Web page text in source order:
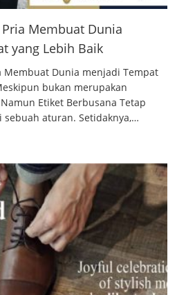
Pria Membuat Dunia
yang Lebih Baik
Membuat Dunia menjadi Tempat
bukan merupakan
Etiket Berbusana Tetap
sebuah aturan. Setidaknya,…